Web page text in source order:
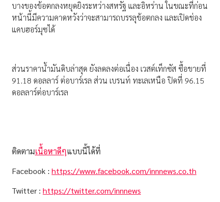
บางของข้อตกลงหยุดยิงระหว่างสหรัฐ และอิหร่าน ในขณะที่ก่อน
หน้านี้มีความคาดหวังว่าจะสามารถบรรลุข้อตกลง และเปิดช่อง
แคบฮอร์มุซได้
ส่วนราคาน้ำมันดิบล่าสุด ยังลดลงต่อเนื่อง เวสต์เท็กซัส ซื้อขายที่
91.18 ดอลลาร์ ต่อบาร์เรล ส่วน เบรนท์ ทะเลเหนือ ปิดที่ 96.15
ดอลลาร์ต่อบาร์เรล
ติดตามเนื้อหาดีๆแบบนี้ได้ที่
Facebook : https://www.facebook.com/innnews.co.th
Twitter : https://twitter.com/innnews